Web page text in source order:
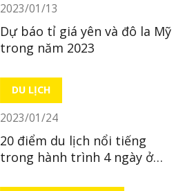
2023/01/13
Dự báo tỉ giá yên và đô la Mỹ
trong năm 2023
DU LỊCH
2023/01/24
20 điểm du lịch nổi tiếng
trong hành trình 4 ngày ở